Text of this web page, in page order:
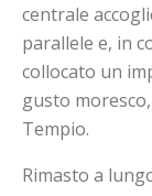
centrale
parallele e, in
collocato un
gusto
Tempio.
Rimasto a